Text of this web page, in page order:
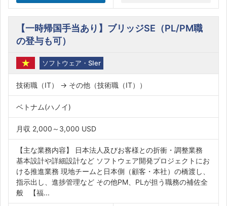
【一時帰国手当あり】ブリッジSE（PL/PM職
の登与も可）
ソフトウェア・SIer
技術職（IT） → その他（技術職（IT））
ベトナム(ハノイ)
月収 2,000～3,000 USD
【主な業務内容】 日本法人及びお客様との折衝・調整業務
基本設計や詳細設計など ソフトウェア開発プロジェクトにお
ける推進業務 現地チームと日本側（顧客・本社）の橋渡し、
指示出し、進捗管理など その他PM、PLが担う職務の補佐全
般 【福...